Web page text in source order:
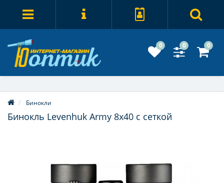
0 0 0
Бинокли
Бинокль Levenhuk Army 8x40 с сеткой